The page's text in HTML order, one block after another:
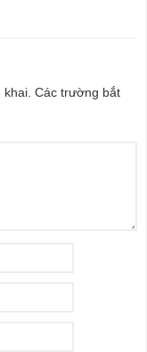
Các trường bắt